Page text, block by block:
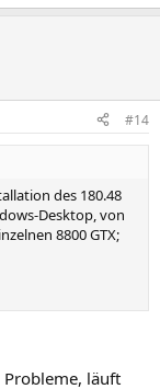
#14
des 180.48
Desktop, von
8800 GTX;
läuft